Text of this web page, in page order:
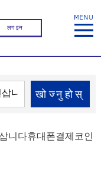
लग इन
खोज्नुहोस्
니다휴대폰결제코인